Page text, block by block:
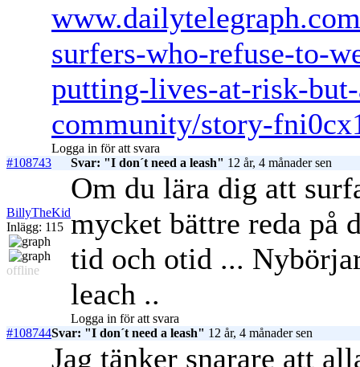
surfers-who-refuse-to-
putting-lives-at-risk-
community/story-
Logga in för att svara
#108743
Svar: "I don´t need a leash" 12 år, 4 månader sen
BillyTheKid
Inlägg: 115
offline
Om du lära dig att
mycket bättre reda på
tid och otid ...
leach ..
Logga in för att svara
#108744Svar: "I don´t need a leash" 12 år, 4 månader sen
Jag tänker snarare att